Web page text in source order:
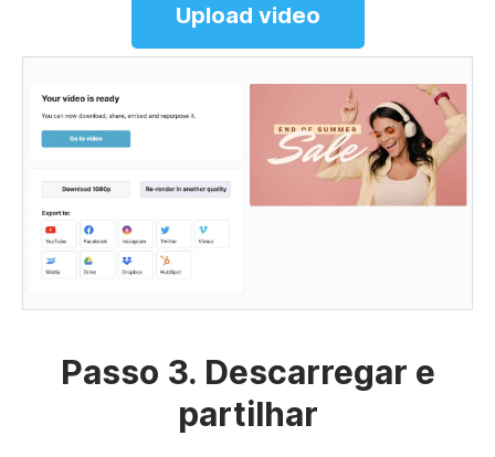
Upload video
Passo 3. Descarregar e
partilhar